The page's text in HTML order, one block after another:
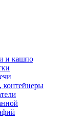
и кашпо
контейнеры